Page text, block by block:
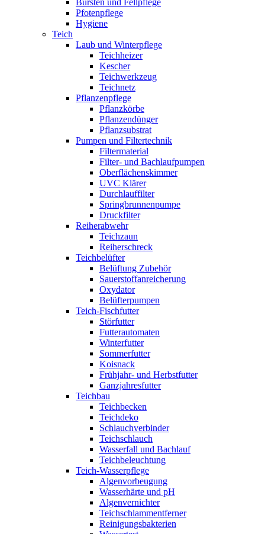
Bürsten und Fellpflege
Pfotenpflege
Hygiene
Teich
Laub und Winterpflege
Teichheizer
Kescher
Teichwerkzeug
Teichnetz
Pflanzenpflege
Pflanzkörbe
Pflanzendünger
Pflanzsubstrat
Pumpen und Filtertechnik
Filtermaterial
Filter- und Bachlaufpumpen
Oberflächenskimmer
UVC Klärer
Durchlauffilter
Springbrunnenpumpe
Druckfilter
Reiherabwehr
Teichzaun
Reiherschreck
Teichbelüfter
Belüftung Zubehör
Sauerstoffanreicherung
Oxydator
Belüfterpumpen
Teich-Fischfutter
Störfutter
Futterautomaten
Winterfutter
Sommerfutter
Koisnack
Frühjahr- und Herbstfutter
Ganzjahresfutter
Teichbau
Teichbecken
Teichdeko
Schlauchverbinder
Teichschlauch
Wasserfall und Bachlauf
Teichbeleuchtung
Teich-Wasserpflege
Algenvorbeugung
Wasserhärte und pH
Algenvernichter
Teichschlammentferner
Reinigungsbakterien